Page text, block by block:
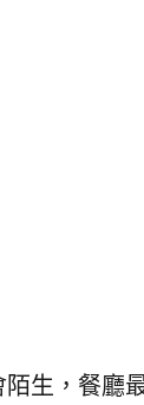
陌生，餐廳